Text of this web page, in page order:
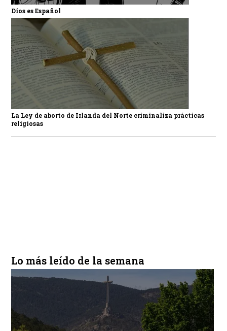
Dios es Español
La Ley de aborto de Irlanda del Norte criminaliza prácticas
religiosas
Lo más leído de la semana